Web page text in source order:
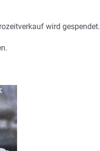
wird gespendet.